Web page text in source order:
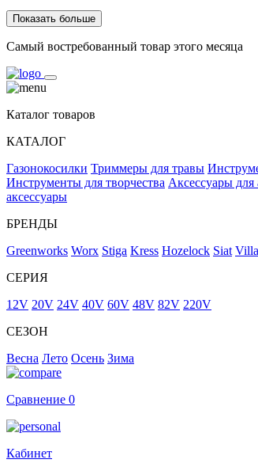
Показать больше
Самый востребованный товар этого месяца
Каталог товаров
КАТАЛОГ
Газонокосилки Триммеры для травы
Инструменты для творчества Аксессуары для
аксессуары
БРЕНДЫ
Greenworks Worx Stiga Kress Hozelock Siat
СЕРИЯ
12V 20V 24V 40V 60V 48V 82V 220V
СЕЗОН
Весна Лето Осень Зима
Сравнение 0
Кабинет